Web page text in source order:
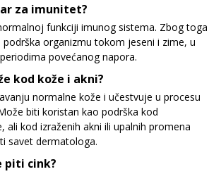
za imunitet?
funkciji imunog sistema. Zbog toga
organizmu tokom jeseni i zime, u
povećanog napora.
kod kože i akni?
normalne kože i učestvuje u procesu
biti koristan kao podrška kod
ali kod izraženih akni ili upalnih promena
savet dermatologa.
piti cink?